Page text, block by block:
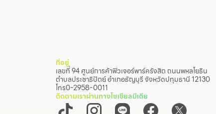
ที่อยู่
เลขที่ 94 ศูนย์การค้าฟิวเจอร์พาร์ครังสิต ถนนพหลโยธิน
ตำบลประชาธิปัตย์ อำเภอธัญบุรี จังหวัดปทุมธานี 12130
โทร0-2958-0011
ติดตามเราผ่านทางโซเชียลมีเดีย